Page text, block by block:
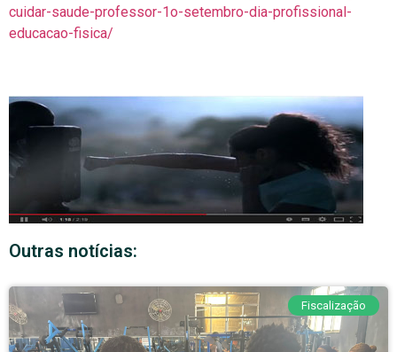
cuidar-saude-professor-1o-setembro-dia-profissional-
educacao-fisica/
Outras notícias:
Fiscalização